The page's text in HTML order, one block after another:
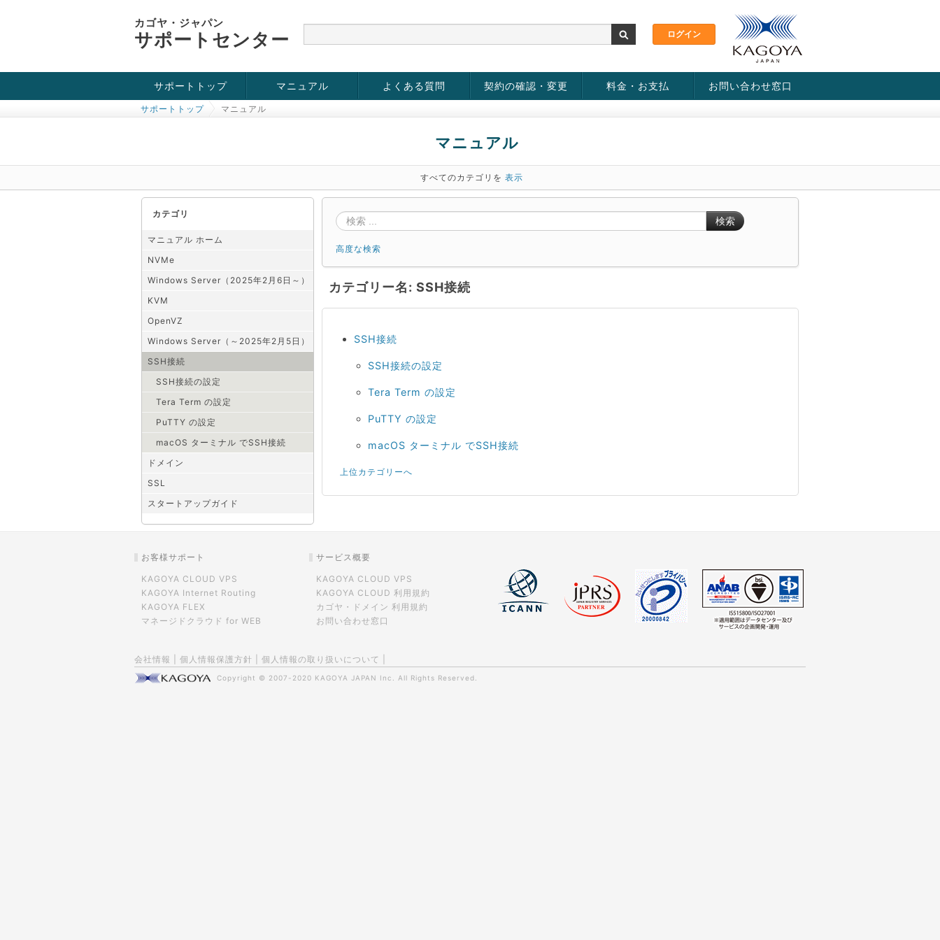
カゴヤ・ジャパン
サポートセンター
サポートトップ
お役立ち情報
チュートリアル
障害・メンテナンス情報
マニュアル
KVM
OpenVZ
Windows Server
SSH接続
ドメイン
SSL
よくある質問 契約の確認・変更 料金・お支払 お問い合わせ窓口
サポートトップ マニュアル
マニュアル
すべてのカテゴリを 表示
カテゴリ
マニュアル ホーム
NVMe
Windows Server（2025年2月6日～）
KVM
OpenVZ
Windows Server（～2025年2月5日）
SSH接続
SSH接続の設定
Tera Term の設定
PuTTY の設定
macOS ターミナル でSSH接続
ドメイン
SSL
スタートアップガイド
検索
高度な検索
カテゴリー名: SSH接続
SSH接続
SSH接続の設定
Tera Term の設定
PuTTY の設定
macOS ターミナル でSSH接続
上位カテゴリーへ
お客様サポート
KAGOYA CLOUD VPS
KAGOYA Internet Routing
KAGOYA FLEX
マネージドクラウド for WEB
サービス概要
KAGOYA CLOUD VPS
KAGOYA CLOUD 利用規約
カゴヤ・ドメイン 利用規約
お問い合わせ窓口
会社情報 個人情報保護方針 個人情報の取り扱いについて
Copyright © 2007-2020 KAGOYA JAPAN Inc. All Rights Reserved.